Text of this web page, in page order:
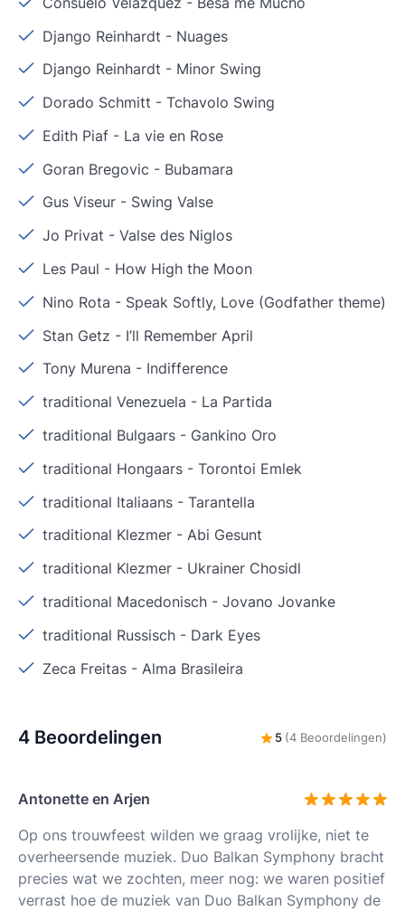
Django Reinhardt - Nuages
Django Reinhardt - Minor Swing
Dorado Schmitt -Tchavolo Swing
Edith Piaf - La vie en Rose
Goran Bregovic - Bubamara
Gus Viseur - Swing Valse
Jo Privat -Valse des Niglos
Les Paul - How High the Moon
Nino Rota - Speak Softly, Love (Godfather theme)
Stan Getz - I’ll Remember April
Tony Murena - Indifference
traditional Venezuela - La Partida
traditional Bulgaars - Gankino Oro
traditional Hongaars -Torontoi Emlek
traditional Italiaans -Tarantella
traditional Klezmer -Abi Gesunt
traditional Klezmer - Ukrainer Chosidl
traditional Macedonisch -Jovano Jovanke
traditional Russisch - Dark Eyes
Zeca Freitas - Alma Brasileira
4 Beoordelingen 5 (4 Beoordelingen)
Antonette en Arjen
Op ons trouwfeest wilden we graag vrolijke, niet te
overheersende muziek. Duo Balkan Symphony bracht
precies wat we zochten, meer nog: we waren positief
verrast hoe de muziek van Duo Balkan Symphony de